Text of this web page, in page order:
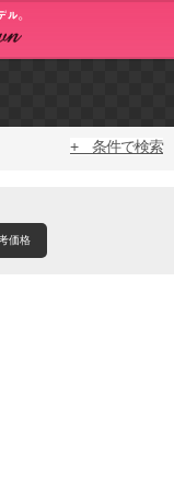
+ 条件で検索
価格